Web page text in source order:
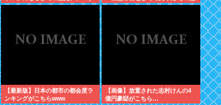
ぎるwww
命さを別の場面で活かせよ
【最新版】日本の都市の都会度ラ
ンキングがこちらwww
【画像】放置された志村けんの4
億円豪邸がこちら…